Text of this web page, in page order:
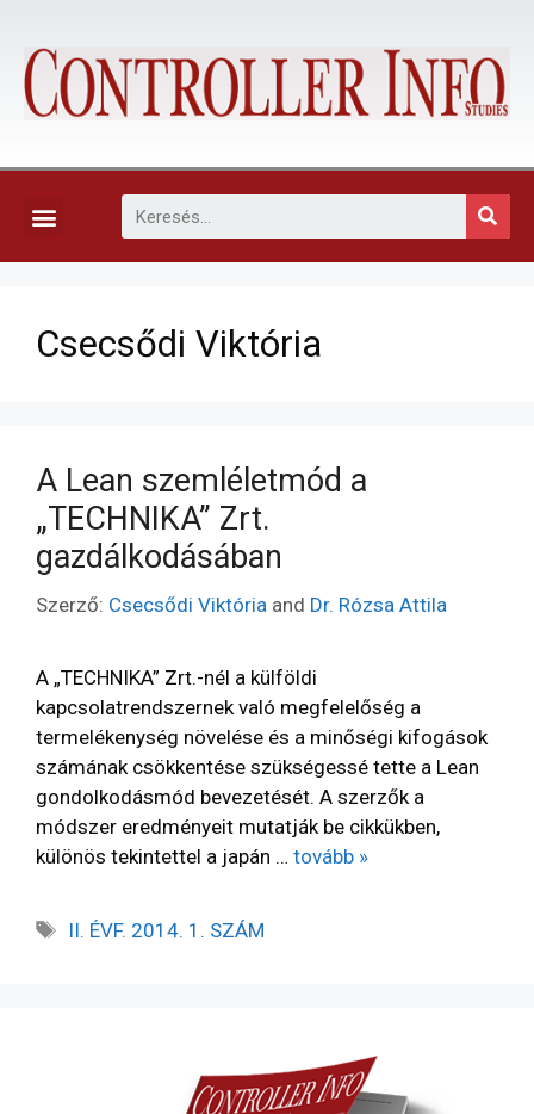
Csecsődi Viktória
A Lean szemléletmód a
„TECHNIKA” Zrt.
gazdálkodásában
Szerző: Csecsődi Viktória and Dr. Rózsa Attila
A „TECHNIKA” Zrt.-nél a külföldi
kapcsolatrendszernek való megfelelőség a
termelékenység növelése és a minőségi kifogások
számának csökkentése szükségessé tette a Lean
gondolkodásmód bevezetését. A szerzők a
módszer eredményeit mutatják be cikkükben,
különös tekintettel a japán … tovább »
II. ÉVF. 2014. 1. SZÁM